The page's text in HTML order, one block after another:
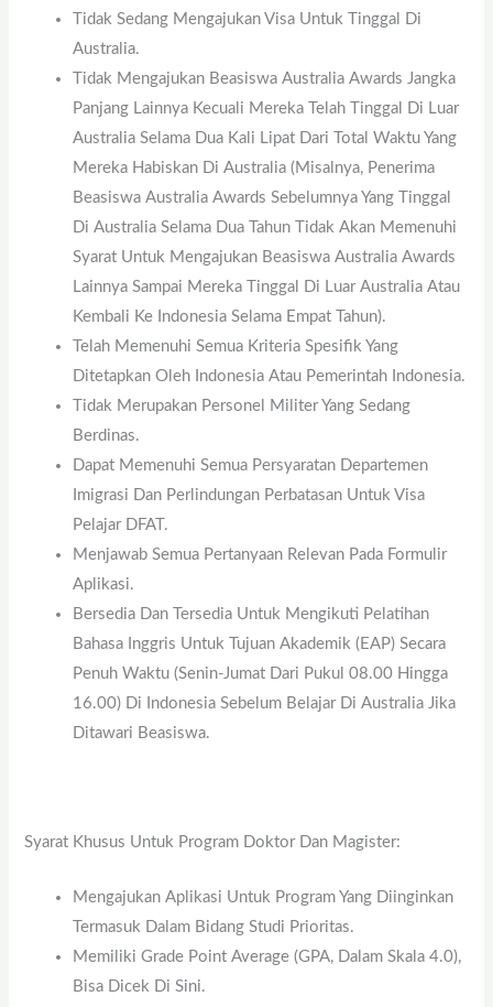
Tidak Sedang Mengajukan Visa Untuk Tinggal Di
Australia.
Tidak Mengajukan Beasiswa Australia Awards Jangka
Panjang Lainnya Kecuali Mereka Telah Tinggal Di Luar
Australia Selama Dua Kali Lipat Dari Total Waktu Yang
Mereka Habiskan Di Australia (misalnya, Penerima
Beasiswa Australia Awards Sebelumnya Yang Tinggal
Di Australia Selama Dua Tahun Tidak Akan Memenuhi
Syarat Untuk Mengajukan Beasiswa Australia Awards
Lainnya Sampai Mereka Tinggal Di Luar Australia Atau
Kembali Ke Indonesia Selama Empat Tahun).
Telah Memenuhi Semua Kriteria Spesifik Yang
Ditetapkan Oleh Indonesia Atau Pemerintah Indonesia.
Tidak Merupakan Personel Militer Yang Sedang
Berdinas.
Dapat Memenuhi Semua Persyaratan Departemen
Imigrasi Dan Perlindungan Perbatasan Untuk Visa
Pelajar DFAT.
Menjawab Semua Pertanyaan Relevan Pada Formulir
Aplikasi.
Bersedia Dan Tersedia Untuk Mengikuti Pelatihan
Bahasa Inggris Untuk Tujuan Akademik (EAP) Secara
Penuh Waktu (Senin-Jumat Dari Pukul 08.00 Hingga
16.00) Di Indonesia Sebelum Belajar Di Australia Jika
Ditawari Beasiswa.
Syarat Khusus Untuk Program Doktor Dan Magister:
Mengajukan Aplikasi Untuk Program Yang Diinginkan
Termasuk Dalam Bidang Studi Prioritas.
Memiliki Grade Point Average (GPA, Dalam Skala 4.0),
Bisa Dicek Di Sini.